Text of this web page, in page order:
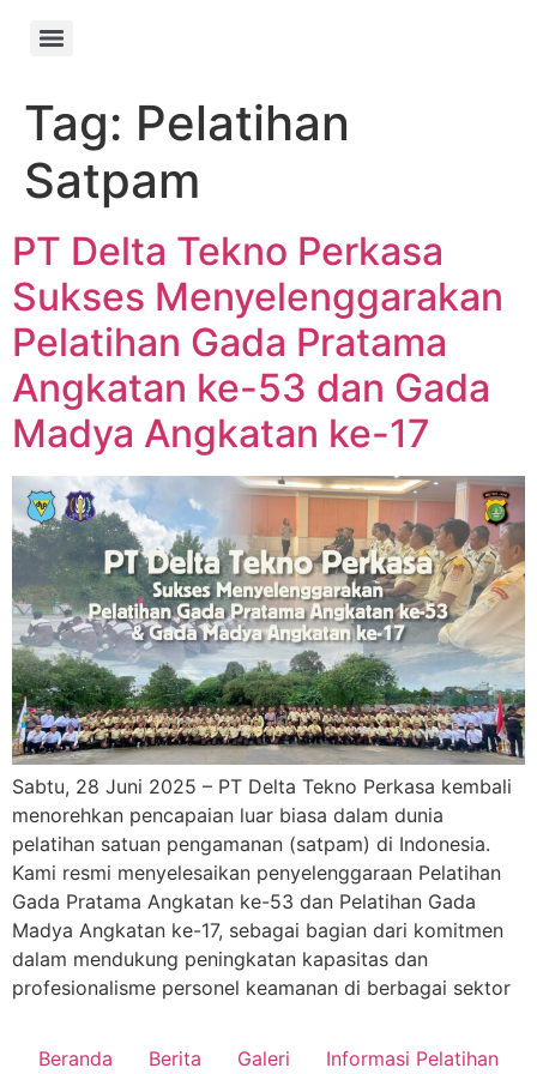
Tag: Pelatihan
Satpam
PT Delta Tekno Perkasa
Sukses Menyelenggarakan
Pelatihan Gada Pratama
Angkatan ke-53 dan Gada
Madya Angkatan ke-17
Sabtu, 28 Juni 2025 – PT Delta Tekno Perkasa kembali
menorehkan pencapaian luar biasa dalam dunia
pelatihan satuan pengamanan (satpam) di Indonesia.
Kami resmi menyelesaikan penyelenggaraan Pelatihan
Gada Pratama Angkatan ke-53 dan Pelatihan Gada
Madya Angkatan ke-17, sebagai bagian dari komitmen
dalam mendukung peningkatan kapasitas dan
profesionalisme personel keamanan di berbagai sektor
Beranda Berita Galeri Informasi Pelatihan